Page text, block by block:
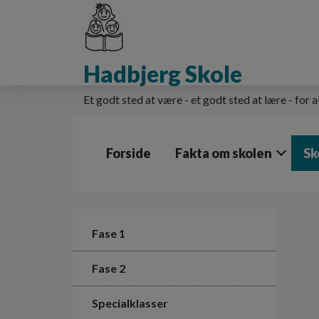
Hadbjerg Skole
Et godt sted at være - et godt sted at lære - for
Forside Fakta om skolen
Fase 1
Fase 2
Specialklasser